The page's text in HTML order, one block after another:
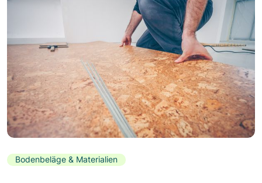
Bodenbeläge & Materialien